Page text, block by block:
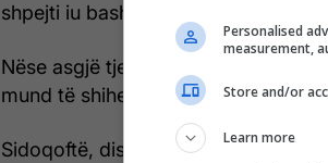
shpejti iu bashkuan të mbledhurit
Nëse asgjë tjetër, reagimi i këtyre
mund të shihej me sy të lirë dhe se
Sidoqoftë, disa e shpjeguan
Personalised
measurement,
Store and/or
Learn more